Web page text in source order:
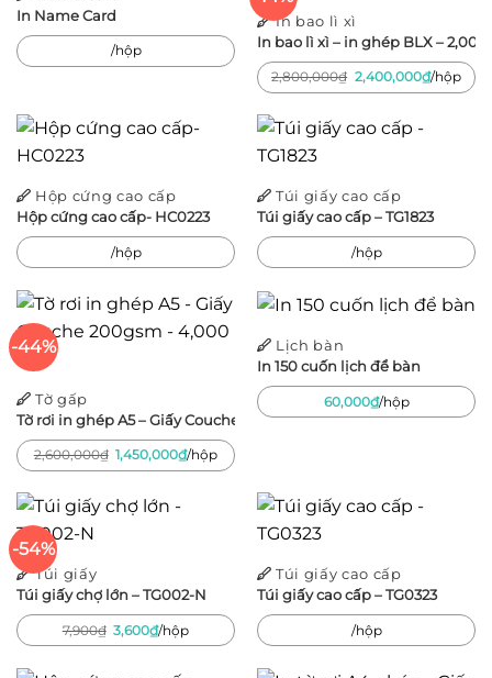
In Name Card
/hộp
In bao lì xì
In bao lì xì – in ghép BLX – 2,000
2,800,000₫ Giá
gốc
2,400,000₫Giá
hiện
/hộp
Hộp cứng cao cấp
Hộp cứng cao cấp- HC0223
/hộp
Túi giấy cao cấp
Túi giấy cao cấp – TG1823
/hộp
-44%
Tờ gấp
Tờ rơi in ghép A5 – Giấy Couche 200gsm – 4,000 tờ
2,600,000₫ Giá
gốc
1,450,000₫Giá
hiện
1,450,000₫.
/hộp
Lịch bàn
In 150 cuốn lịch để bàn
60,000₫/hộp
-54%
Túi giấy
Túi giấy chợ lớn – TG002-N
7,900₫ Giá
gốc
3,600₫Giá
hiện
/hộp
Túi giấy cao cấp
Túi giấy cao cấp – TG0323
/hộp